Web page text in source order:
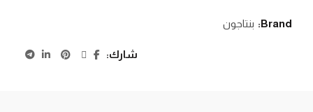
Brand: بنتاجون
شارك